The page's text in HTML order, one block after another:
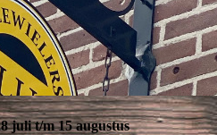
juli t/m 15 augustus